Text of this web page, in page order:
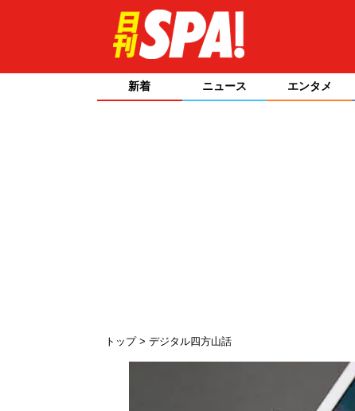
新着 ニュース エンタメ
トップ デジタル四方山話